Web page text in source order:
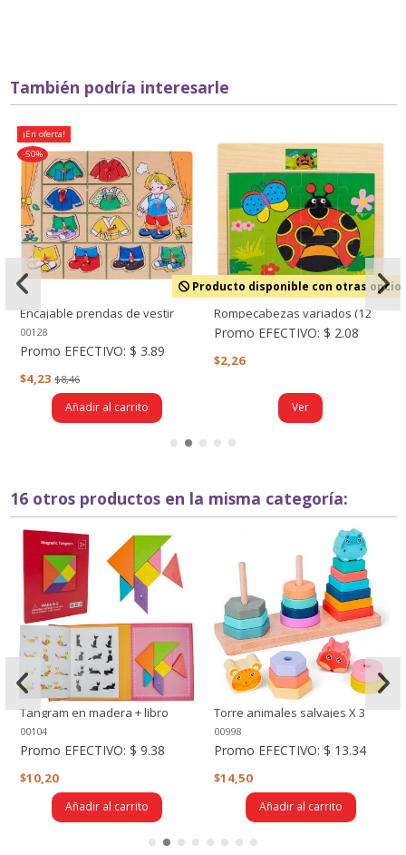
También podría interesarle
¡En oferta!
-50%
Encajable prendas de vestir
niño
00128
Promo EFECTIVO: $ 3.89
$4,23 $8,46
Añadir al carrito
Producto disponible con otras
Rompecabezas variados (12
piezas)
Promo EFECTIVO: $ 2.08
$2,26
Ver
16 otros productos en la misma categoría:
Tangram en madera + libro
00104
Promo EFECTIVO: $ 9.38
$10,20
Añadir al carrito
Torre animales salvajes X 3
00998
Promo EFECTIVO: $ 13.34
$14,50
Añadir al carrito